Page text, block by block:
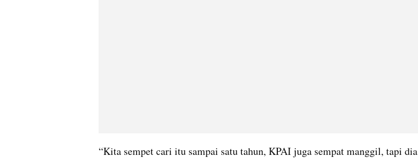
“Kita sempet cari itu sampai satu tahun, KPAI juga sempat manggil, tapi dia